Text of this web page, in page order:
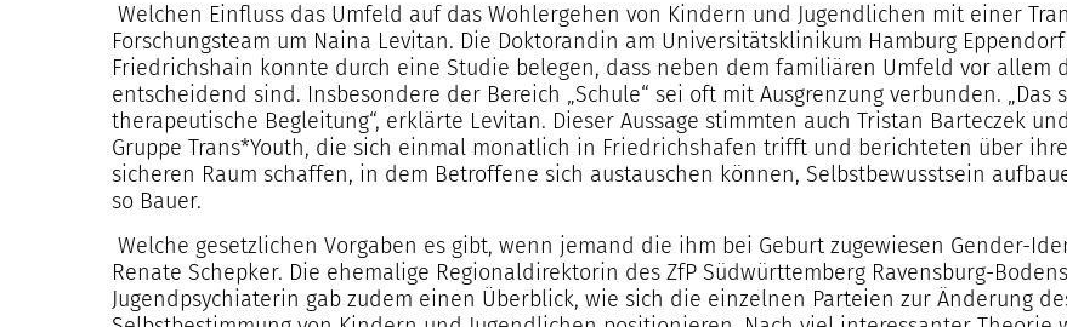
Welchen Einfluss das Umfeld auf das Wohlergehen von Kindern und Jugendlichen mit einer
Forschungsteam um Naina Levitan. Die Doktorandin am Universitätsklinikum Hamburg
Friedrichshain konnte durch eine Studie belegen, dass neben dem familiären Umfeld vor allem
entscheidend sind. Insbesondere der Bereich „Schule“ sei oft mit Ausgrenzung verbunden.
therapeutische Begleitung“, erklärte Levitan. Dieser Aussage stimmten auch Tristan Barteczek
Gruppe Trans*Youth, die sich einmal monatlich in Friedrichshafen trifft und berichteten über
sicheren Raum schaffen, in dem Betroffene sich austauschen können, Selbstbewusstsein
so Bauer.
Welche gesetzlichen Vorgaben es gibt, wenn jemand die ihm bei Geburt zugewiesen Gender-
Renate Schepker. Die ehemalige Regionaldirektorin des ZfP Südwürttemberg Ravensburg-
Jugendpsychiaterin gab zudem einen Überblick, wie sich die einzelnen Parteien zur Änderung